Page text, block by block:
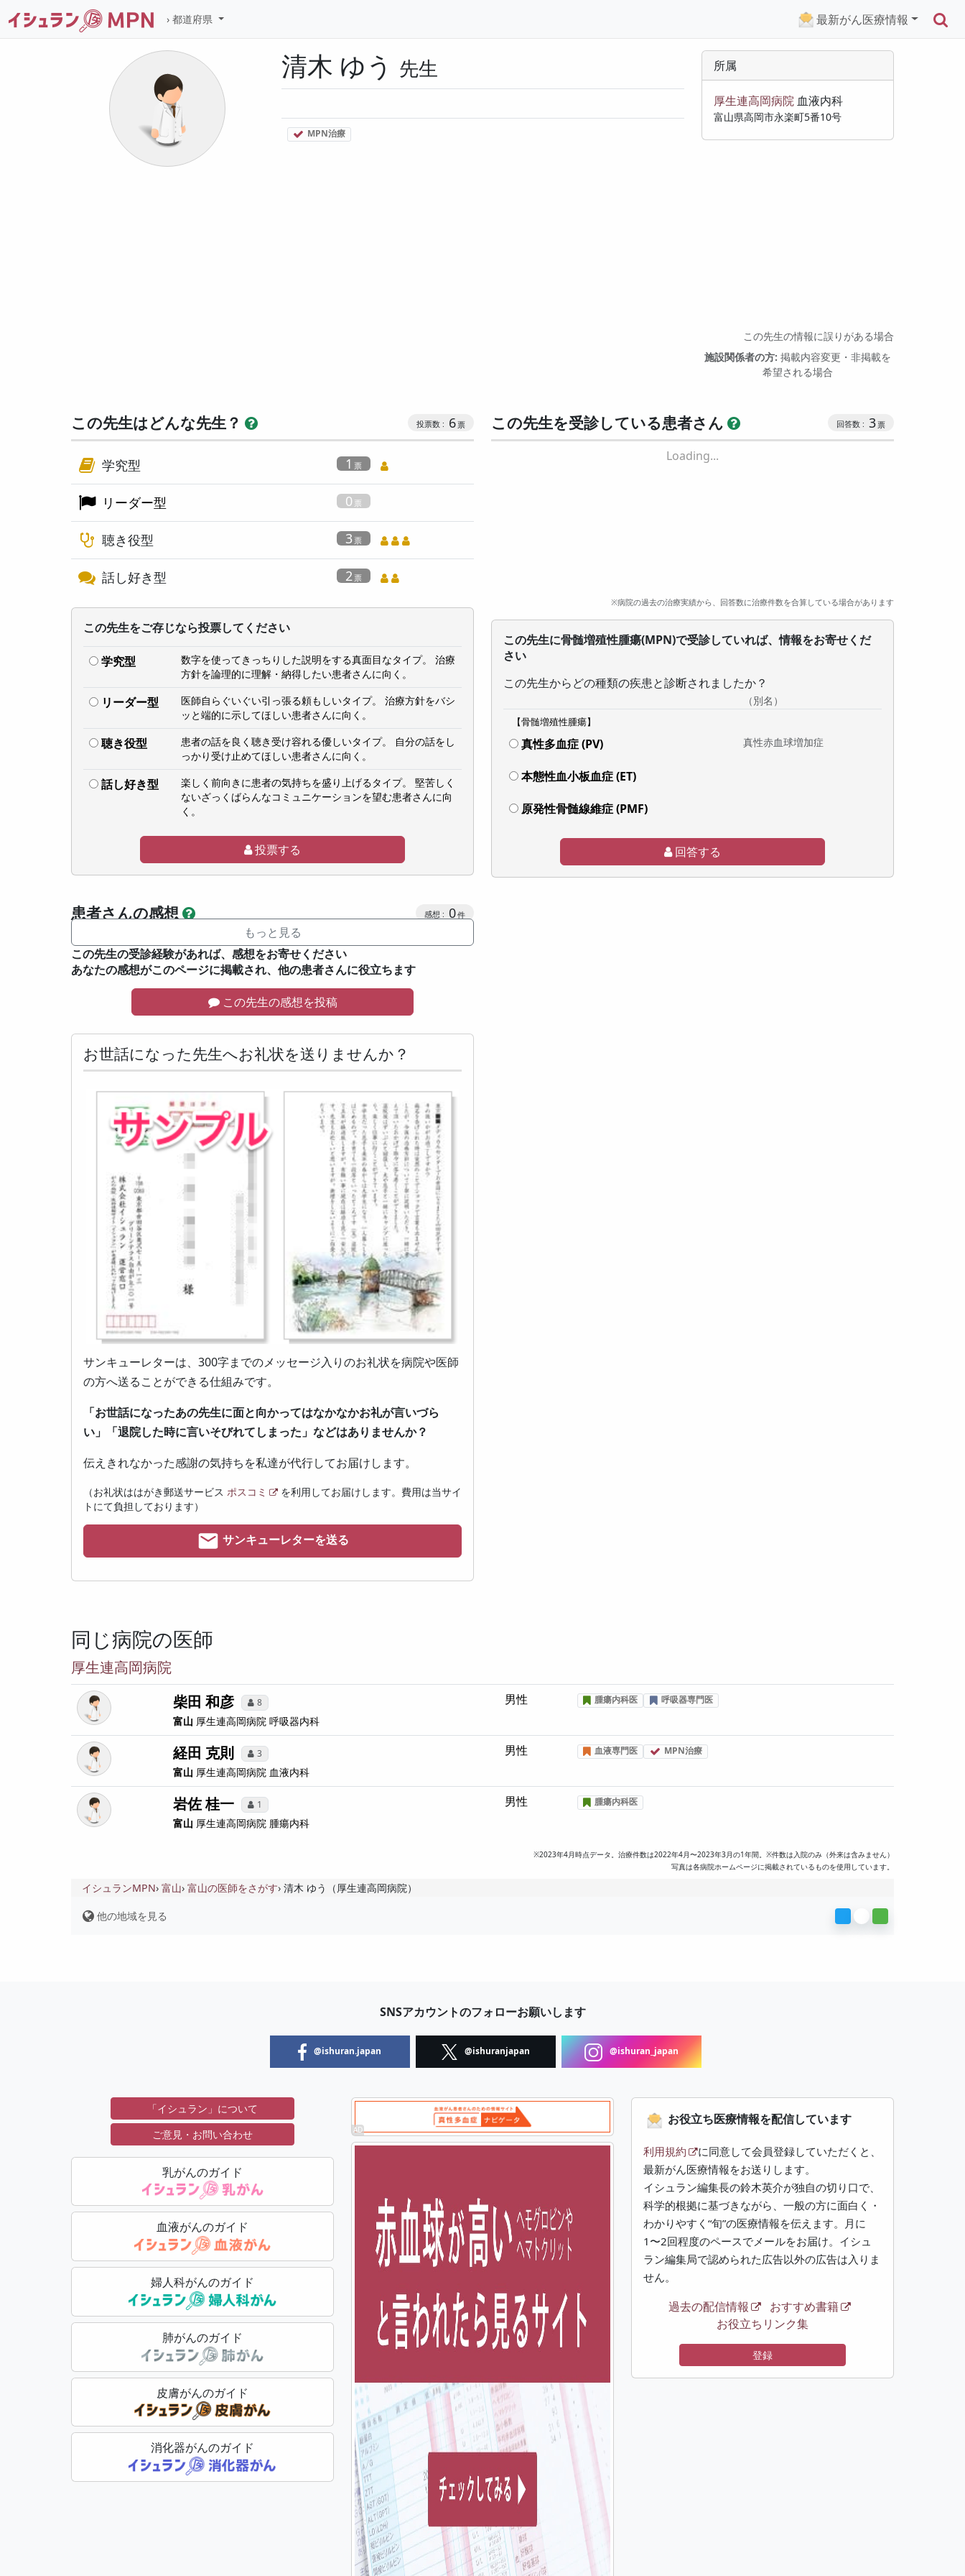
都道府県 最新がん医療情報
清木 ゆう 先生
MPN治療
所属
厚生連高岡病院 血液内科
富山県高岡市永楽町5番10号
この先生の情報に誤りがある場合
施設関係者の方: 掲載内容変更・非掲載を
希望される場合
この先生はどんな先生？ 6
学究型 1
リーダー型 0
聴き役型 3
話し好き型 2
この先生をご存じなら投票してください
学究型
数字を使ってきっちりした説明をする真面目なタイプ。 治療
方針を論理的に理解・納得したい患者さんに向く。
リーダー型
医師自らぐいぐい引っ張る頼もしいタイプ。 治療方針をバシ
ッと端的に示してほしい患者さんに向く。
聴き役型
患者の話を良く聴き受け容れる優しいタイプ。 自分の話をし
っかり受け止めてほしい患者さんに向く。
話し好き型
楽しく前向きに患者の気持ちを盛り上げるタイプ。 堅苦しく
ないざっくばらんなコミュニケーションを望む患者さんに向
く。
投票する
患者さんの感想 0
もっと見る
この先生の受診経験があれば、感想をお寄せください
あなたの感想がこのページに掲載され、他の患者さんに役立ちます
この先生の感想を投稿
お世話になった先生へお礼状を送りませんか？
サンキューレターは、300字までのメッセージ入りのお礼状を病院や医師
の方へ送ることができる仕組みです。
「お世話になったあの先生に面と向かってはなかなかお礼が言いづら
い」「退院した時に言いそびれてしまった」などはありませんか？
伝えきれなかった感謝の気持ちを私達が代行してお届けします。
（お礼状ははがき郵送サービス ポスコミ
を利用してお届けします。費用は当サイ
トにて負担しております）
サンキューレターを送る
この先生を受診している患者さん 3
Loading...
※病院の過去の治療実績から、回答数に治療件数を合算している場合があります
この先生に骨髄増殖性腫瘍(MPN)で受診していれば、情報をお寄せくだ
さい
この先生からどの種類の疾患と診断されましたか？
（別名）
【骨髄増殖性腫瘍】
真性多血症 (PV) 真性赤血球増加症
本態性血小板血症 (ET)
原発性骨髄線維症 (PMF)
回答する
同じ病院の医師
厚生連高岡病院
柴田 和彦 8
富山 厚生連高岡病院 呼吸器内科
男性 腫瘍内科医 呼吸器専門医
経田 克則 3
富山 厚生連高岡病院 血液内科
男性 血液専門医 MPN治療
岩佐 桂一 1
富山 厚生連高岡病院 腫瘍内科
男性 腫瘍内科医
※2023年4月時点データ。治療件数は2022年4月〜2023年3月の1年間。※件数は入院のみ（外来は含みません）
写真は各病院ホームページに掲載されているものを使用しています。
イシュランMPN 富山 富山の医師をさがす 清木 ゆう（厚生連高岡病院）
他の地域を見る
SNSアカウントのフォローお願いします
@ishuran.japan @ishuranjapan @ishuran_japan
お役立ち医療情報を配信しています
利用規約
に同意して会員登録していただくと、
最新がん医療情報をお送りします。
イシュラン編集長の鈴木英介が独自の切り口で、
科学的根拠に基づきながら、一般の方に面白く・
わかりやすく“旬”の医療情報を伝えます。月に
1〜2回程度のペースでメールをお届け。イシュ
ラン編集局で認められた広告以外の広告は入りま
せん。
過去の配信情報
おすすめ書籍
お役立ちリンク集
登録
「イシュラン」について
ご意見・お問い合わせ
乳がんのガイド
血液がんのガイド
婦人科がんのガイド
肺がんのガイド
皮膚がんのガイド
消化器がんのガイド